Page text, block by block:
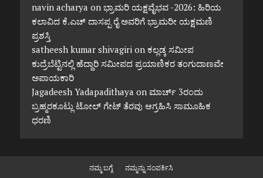
navin acharya on ಭ್ರಾಮರಿ ಯಕ್ಷವೈಭವ -2026: ಹಿರಿಯ
ಕಲಾವಿದ ಕೆ.ಎಚ್ ದಾಸಪ್ಪ ರೈ ಅವರಿಗೆ ಭ್ರಾಮರೀ ಯಕ್ಷಮಣಿ
ಪ್ರಶಸ್ತಿ
satheesh kumar shivagirion ಕಲ್ಲಡ್ಕ ಸಮೀಪ
ಕುದ್ರೆಬೆಟ್ಟಿನಲ್ಲಿ ಹೆದ್ದಾರಿ ಸಮೀಪದ ಪ್ರಯಾಣಿಕರ ತಂಗುದಾಣವೇ
ಅಪಾಯಕಾರಿ
Jagadeesh Yadapadithaya on ಮಾರ್ಚ್ 3ರಂದು
ಬ್ರಹ್ಮರಕೂಟ್ಲು ಟೋಲ್ ಗೇಟ್ ತೆರವು ಆಗ್ರಹಿಸಿ ಸಾಮೂಹಿಕ
ಧರಣಿ
ನಮ್ಮ ಬಗ್ಗೆ ನಮ್ಮನ್ನು ಸಂಪರ್ಕಿಸಿ